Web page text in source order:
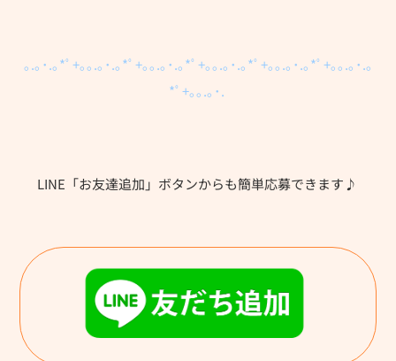
｡.｡･.｡*ﾟ+｡｡.｡･.｡*ﾟ+｡｡.｡･.｡*ﾟ+｡｡.｡･.｡*ﾟ+｡｡.｡･.｡*ﾟ+｡｡.｡･.｡
*ﾟ+｡｡.｡･.
LINE「お友達追加」ボタンからも簡単応募できます♪